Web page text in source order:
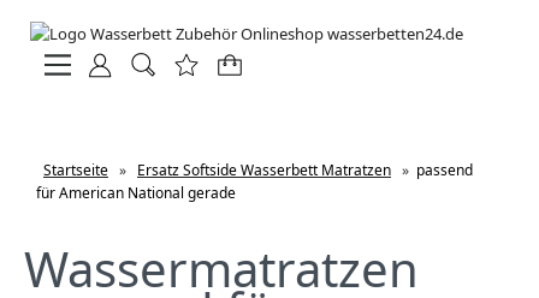
Startseite » Ersatz Softside Wasserbett Matratzen » passend
für American National gerade
Wassermatratzen